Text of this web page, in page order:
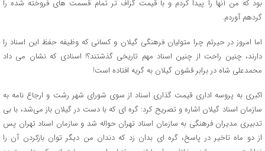
بود که من آنها را پیدا کردم و با قیمت گزاف تر تمام قسمت های فروخته شده را
گردهم آوردم.
اما امروز در حیرتم چرا متولیان فرهنگی گیلان و کسانی که وظیفه حفظ این اسناد را
دارند، چنین راحت از چنین اسناد مهم تاریخی گذشتند؟! اسنادی که نشان می داد
محمدعلی شاه در برابر قشون گیلان به گریه افتاده است!
اکبری به پروسه اداری قیمت گذاری اسناد از سوی شورای شهر رشت و ارجاع نامه به
سازمان اسناد گیلان اشاره و تصریح کرد: گره ای که با دست در گیلان باز می‌شد، با بی
تدبیری مدیران فرهنگی به سازمان اسناد تهران حواله شد و سازمان اسناد تهران پس
از دو ماه تاخیر در پاسخ، گره ای بدان زد که دندان من دیگر توان بازکردن آن را